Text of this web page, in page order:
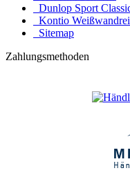
Dunlop Sport
Kontio
Sitemap
Zahlungsmethoden